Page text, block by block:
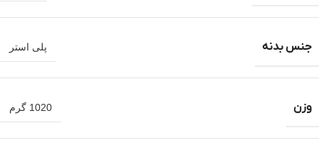
جنس بدنه پلی استر
وزن 1020 گرم